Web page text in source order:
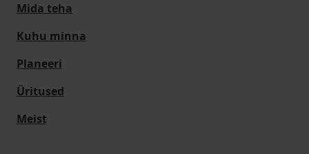
Mida teha
Kuhu minna
Planeeri
Üritused
Meist